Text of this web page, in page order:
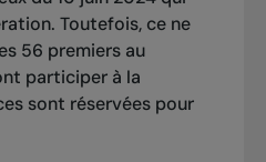
Toutefois, ce ne
56 premiers au
participer à la
sont réservées pour